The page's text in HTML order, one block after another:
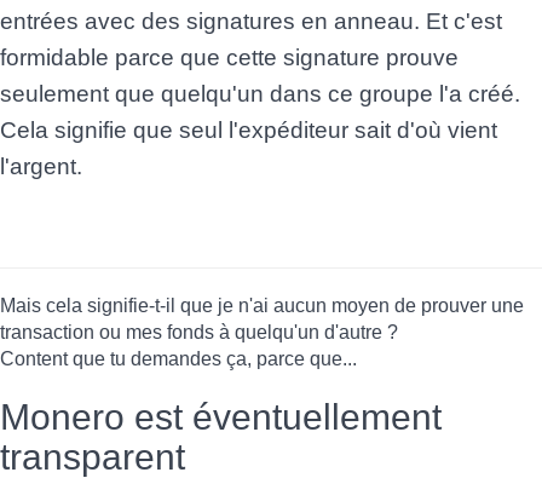
entrées avec des signatures en anneau. Et c'est
formidable parce que cette signature prouve
seulement que quelqu'un dans ce groupe l'a créé.
Cela signifie que seul l'expéditeur sait d'où vient
l'argent.
Mais cela signifie-t-il que je n'ai aucun moyen de prouver une
transaction ou mes fonds à quelqu'un d'autre ?
Content que tu demandes ça, parce que...
Monero est éventuellement
transparent